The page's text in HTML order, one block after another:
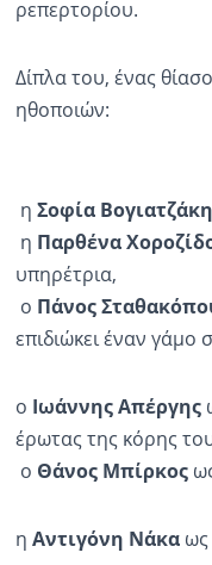
ρεπερτορίου.
Δίπλα του, ένας
ηθοποιών:
η Σοφία Βογιατζάκη
η Παρθένα
υπηρέτρια,
ο Πάνος
επιδιώκει έναν γάμο
ο Ιωάννης Απέργης
έρωτας της κόρης
ο Θάνος Μπίρκος
η Αντιγόνη Νάκαως